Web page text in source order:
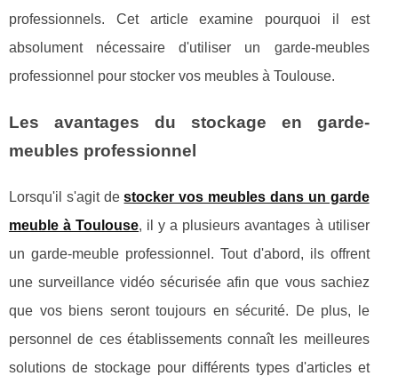
professionnels. Cet article examine pourquoi il est
absolument nécessaire d'utiliser un garde-meubles
professionnel pour stocker vos meubles à Toulouse.
Les avantages du stockage en garde-
meubles professionnel
Lorsqu'il s'agit destocker vos meubles dans un garde
meuble à Toulouse, il y a plusieurs avantages à utiliser
un garde-meuble professionnel. Tout d'abord, ils offrent
une surveillance vidéo sécurisée afin que vous sachiez
que vos biens seront toujours en sécurité. De plus, le
personnel de ces établissements connaît les meilleures
solutions de stockage pour différents types d'articles et